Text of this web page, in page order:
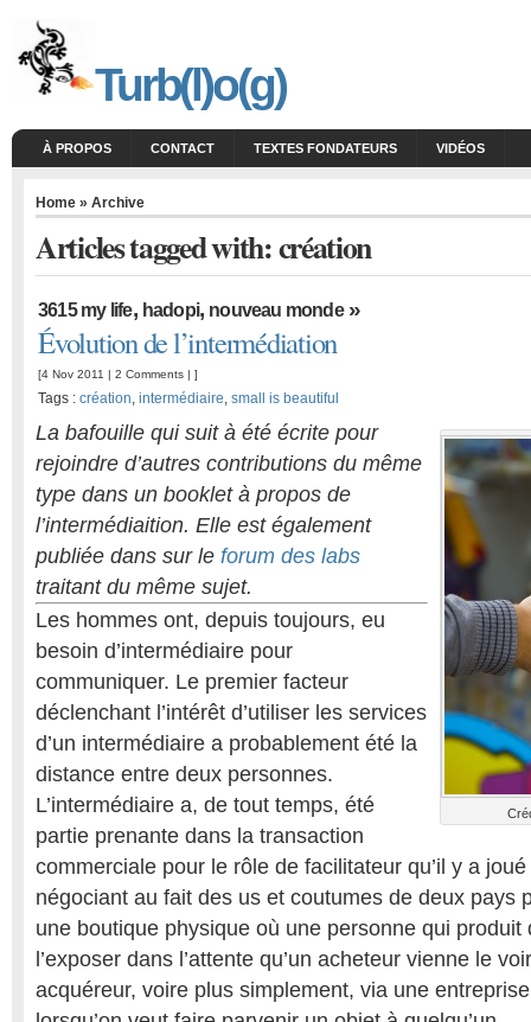
Turb(l)o(g)
À PROPOS CONTACT TEXTES FONDATEURS VIDÉOS
Home » Archive
Articles tagged with: création
3615 my life, hadopi, nouveau monde»
Évolution de l’intermédiation
[4 Nov 2011 | 2 Comments | ]
Tags : création, intermédiaire, small is beautiful
La bafouille qui suit à été écrite pour
rejoindre d’autres contributions du même
type dans un booklet à propos de
l’intermédiaition. Elle est également
publiée dans sur le forum des labs
traitant du même sujet.
Les hommes ont, depuis toujours, eu
besoin d’intermédiaire pour
communiquer. Le premier facteur
déclenchant l’intérêt d’utiliser les services
d’un intermédiaire a probablement été la
distance entre deux personnes.
L’intermédiaire a, de tout temps, été
partie prenante dans la transaction
commerciale pour le rôle de facilitateur qu’il y a
négociant au fait des us et coutumes de deux pays
une boutique physique où une personne qui produit
l’exposer dans l’attente qu’un acheteur vienne le
acquéreur, voire plus simplement, via une